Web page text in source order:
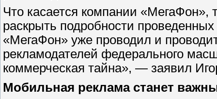
Что касается компании
раскрыть подробности
«МегаФон» уже проводил и
рекламодателей федерального
коммерческая тайна», — заявил
Мобильная реклама станет